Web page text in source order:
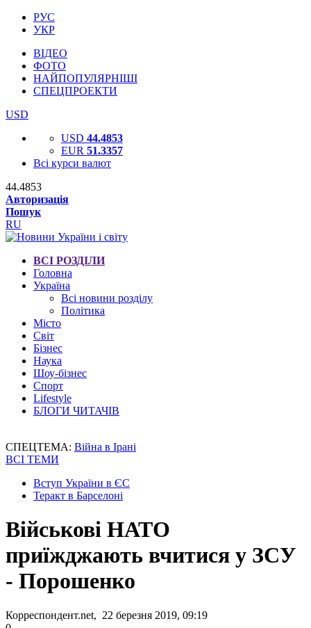
РУС
УКР
ВІДЕО
ФОТО
НАЙПОПУЛЯРНІШІ
СПЕЦПРОЕКТИ
USD
USD 44.4853
EUR 51.3357
Всі курси валют
44.4853
Авторизація
Пошук
RU
ВСІ РОЗДІЛИ
Головна
Україна
Всі новини розділу
Політика
Місто
Світ
Бізнес
Наука
Шоу-бізнес
Спорт
Lifestyle
БЛОГИ ЧИТАЧІВ
СПЕЦТЕМА: Війна в Ірані
ВСІ ТЕМИ
Вступ України в ЄС
Теракт в Барселоні
Військові НАТО
приїжджають вчитися у ЗСУ
- Порошенко
Корреспондент.net, 22 березня 2019, 09:19